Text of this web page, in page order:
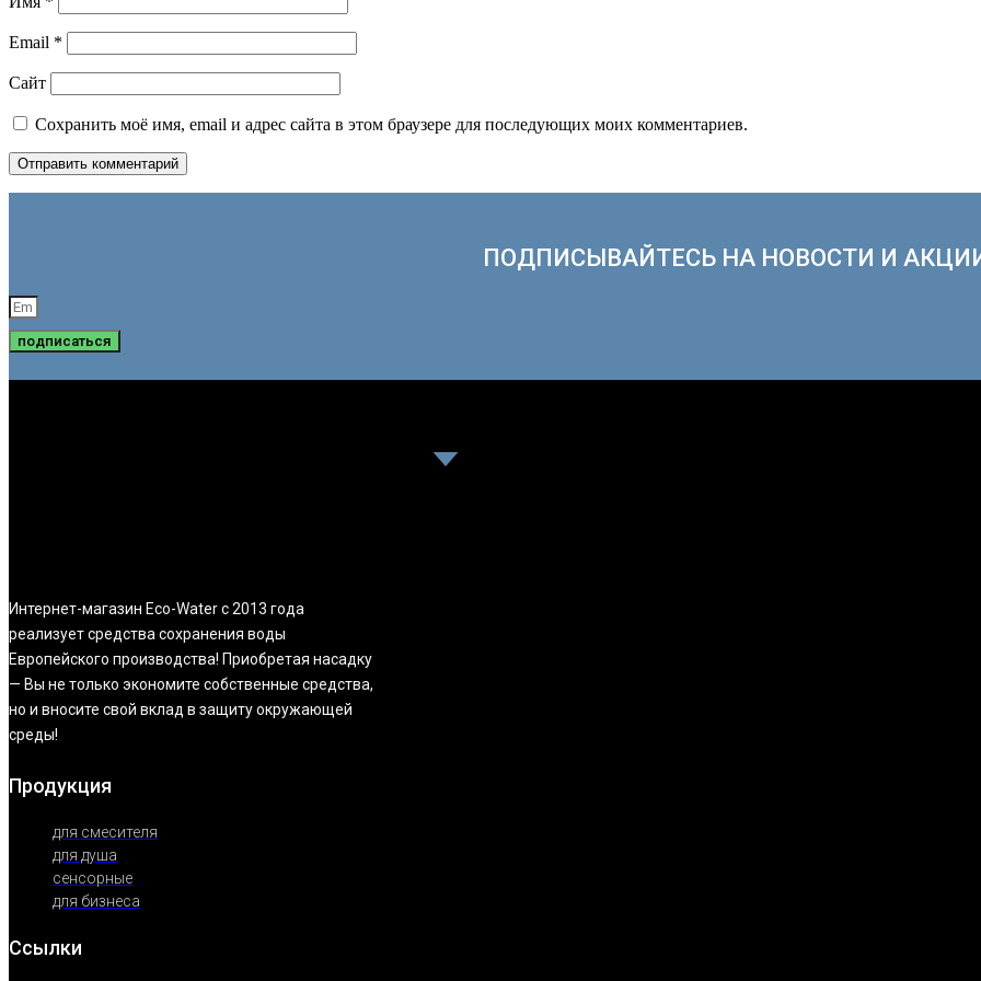
Email *
Сайт
Сохранить моё имя, email и адрес сайта в этом браузере для последующих моих комментариев.
ПОДПИСЫВАЙТЕСЬ НА НОВОСТИ И
подписаться
Интернет-магазин Eco-Water с 2013 года
реализует средства сохранения воды
Европейского производства! Приобретая насадку
— Вы не только экономите собственные средства,
но и вносите свой вклад в защиту окружающей
среды!
Продукция
для смесителя
для душа
сенсорные
для бизнеса
Ссылки